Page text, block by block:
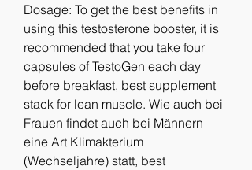
Dosage: To get the best benefits in
using this testosterone booster, it is
recommended that you take four
capsules of TestoGen each day
before breakfast, best supplement
stack for lean muscle. Wie auch bei
Frauen findet auch bei Männern
eine Art Klimakterium
(Wechseljahre) statt, best